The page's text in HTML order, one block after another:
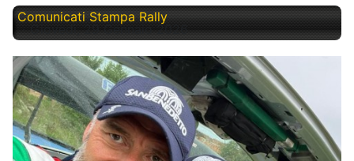
Comunicati Stampa Rally
Giovedì, 29 Gennaio 2026